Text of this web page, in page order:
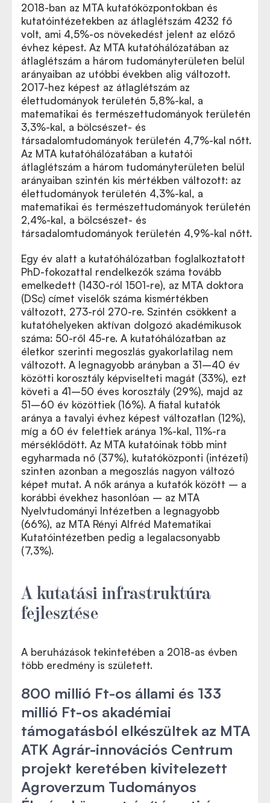
2018-ban az MTA kutatóközpontokban és
kutatóintézetekben az átlaglétszám 4232 fő
volt, ami 4,5%-os növekedést jelent az előző
évhez képest. Az MTA kutatóhálózatában az
átlaglétszám a három tudományterületen belül
arányaiban az utóbbi években alig változott.
2017-hez képest az átlaglétszám az
élettudományok területén 5,8%-kal, a
matematikai és természettudományok területén
3,3%-kal, a bölcsészet- és
társadalomtudományok területén 4,7%-kal nőtt.
Az MTA kutatóhálózatában a kutatói
átlaglétszám a három tudományterületen belül
arányaiban szintén kis mértékben változott: az
élettudományok területén 4,3%-kal, a
matematikai és természettudományok területén
2,4%-kal, a bölcsészet- és
társadalomtudományok területén 4,9%-kal nőtt.
Egy év alatt a kutatóhálózatban foglalkoztatott
PhD-fokozattal rendelkezők száma tovább
emelkedett (1430-ról 1501-re), az MTA doktora
(DSc) címet viselők száma kismértékben
változott, 273-ról 270-re. Szintén csökkent a
kutatóhelyeken aktívan dolgozó akadémikusok
száma: 50-ről 45-re. A kutatóhálózatban az
életkor szerinti megoszlás gyakorlatilag nem
változott. A legnagyobb arányban a 31–40 év
közötti korosztály képviselteti magát (33%), ezt
követi a 41–50 éves korosztály (29%), majd az
51–60 év közöttiek (16%). A fiatal kutatók
aránya a tavalyi évhez képest változatlan (12%),
míg a 60 év felettiek aránya 1%-kal, 11%-ra
mérséklődött. Az MTA kutatóinak több mint
egyharmada nő (37%), kutatóközponti (intézeti)
szinten azonban a megoszlás nagyon változó
képet mutat. A nők aránya a kutatók között – a
korábbi évekhez hasonlóan – az MTA
Nyelvtudományi Intézetben a legnagyobb
(66%), az MTA Rényi Alfréd Matematikai
Kutatóintézetben pedig a legalacsonyabb
(7,3%).
A kutatási infrastruktúra
fejlesztése
A beruházások tekintetében a 2018-as évben
több eredmény is született.
800 millió Ft-os állami és 133
millió Ft-os akadémiai
támogatásból elkészültek az MTA
ATK Agrár-innovációs Centrum
projekt keretében kivitelezett
Agroverzum Tudományos